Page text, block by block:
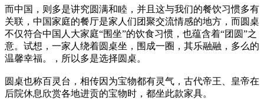
而中国，则多是讲究圆满和睦，并且这与我们的餐饮习惯多有
关联，中国家庭的餐厅是家人们团聚交流情感的地方，而圆桌
不仅符合中国人大家庭“围坐”的饮食习惯，也蕴含着“团圆”之
意。试想，一家人绕着圆桌坐，围成一圈，其乐融融，多么的
温馨幸福。，所以多是选择圆桌。
圆桌也称百灵台，相传因为宝物都有灵气，古代帝王、皇帝在
后院休息欣赏各地进贡的宝物时，都坐此款家具。